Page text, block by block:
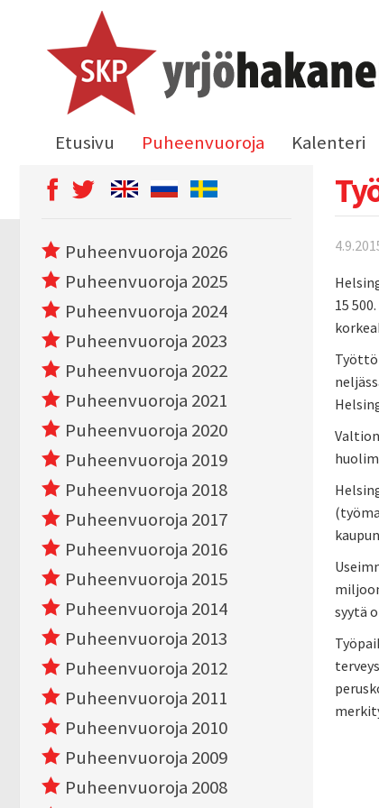
Etusivu Puheenvuoroja Kalenteri
15
syytä
Puheenvuoroja 2026
Puheenvuoroja 2025
Puheenvuoroja 2024
Puheenvuoroja 2023
Puheenvuoroja 2022
Puheenvuoroja 2021
Puheenvuoroja 2020
Puheenvuoroja 2019
Puheenvuoroja 2018
Puheenvuoroja 2017
Puheenvuoroja 2016
Puheenvuoroja 2015
Puheenvuoroja 2014
Puheenvuoroja 2013
Puheenvuoroja 2012
Puheenvuoroja 2011
Puheenvuoroja 2010
Puheenvuoroja 2009
Puheenvuoroja 2008